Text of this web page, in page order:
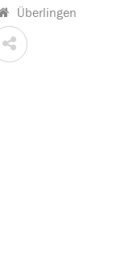
Überlingen